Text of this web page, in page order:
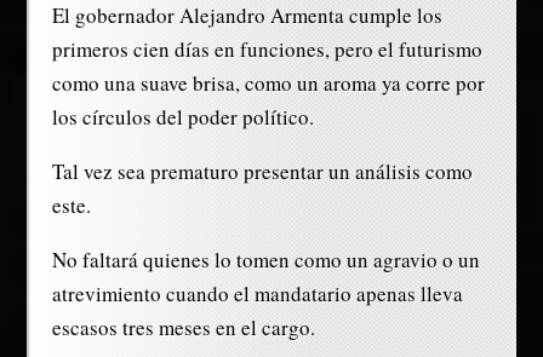
El gobernador Alejandro Armenta cumple los
primeros cien días en funciones, pero el futurismo
como una suave brisa, como un aroma ya corre por
los círculos del poder político.
Tal vez sea prematuro presentar un análisis como
este.
No faltará quienes lo tomen como un agravio o un
atrevimiento cuando el mandatario apenas lleva
escasos tres meses en el cargo.